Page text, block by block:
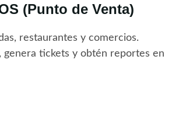
(Punto de Venta)
restaurantes y comercios.
genera tickets y obtén reportes en